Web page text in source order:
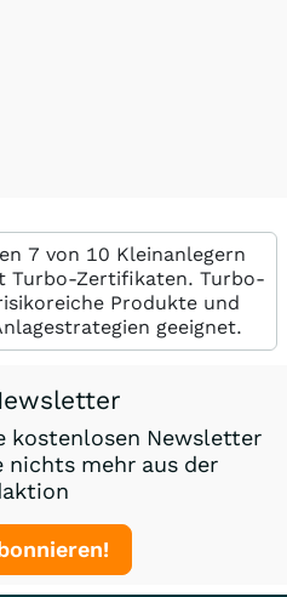
7 von 10 Kleinanlegern
Turbo-Zertifikaten. Turbo-
Produkte und
geeignet.
kostenlosen Newsletter
nichts mehr aus der